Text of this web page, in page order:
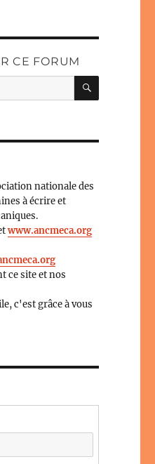
CE FORUM
nationale des
à écrire et
www.ancmeca.org
ce site et nos
c'est grâce à vous